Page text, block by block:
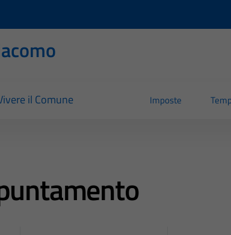
il Comune Imposte